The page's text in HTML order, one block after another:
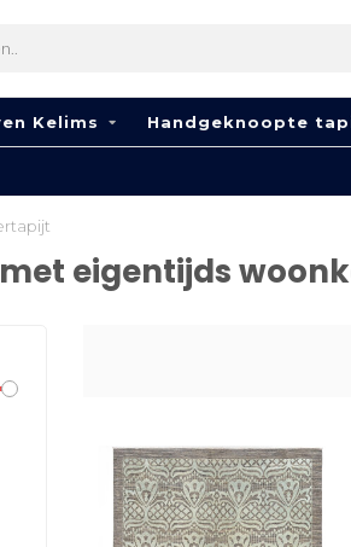
Kelims Handgeknoopte
eigentijds